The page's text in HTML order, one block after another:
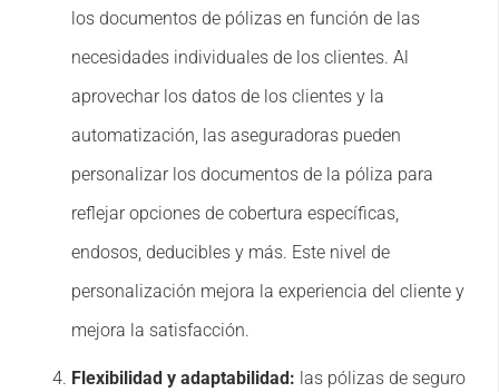
los documentos de pólizas en función de las
necesidades individuales de los clientes. Al
aprovechar los datos de los clientes y la
automatización, las aseguradoras pueden
personalizar los documentos de la póliza para
reflejar opciones de cobertura específicas,
endosos, deducibles y más. Este nivel de
personalización mejora la experiencia del cliente y
mejora la satisfacción.
Flexibilidad y adaptabilidad: las pólizas de seguro